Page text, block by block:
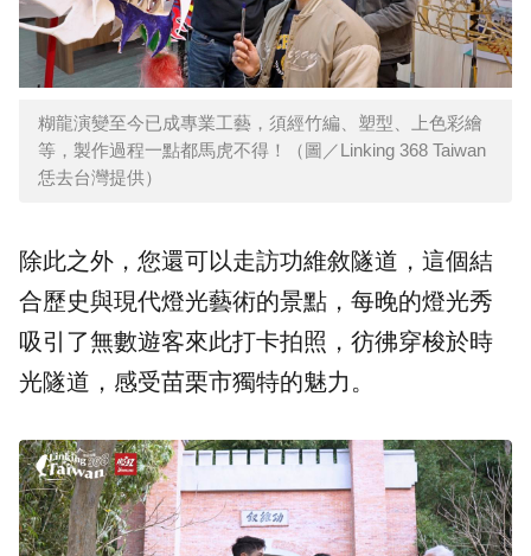
糊龍演變至今已成專業工藝，須經竹編、塑型、上色彩繪
等，製作過程一點都馬虎不得！（圖／Linking 368 Taiwan
恁去台灣提供）
除此之外，您還可以走訪功維敘隧道，這個結
合歷史與現代燈光藝術的景點，每晚的燈光秀
吸引了無數遊客來此打卡拍照，彷彿穿梭於時
光隧道，感受苗栗市獨特的魅力。